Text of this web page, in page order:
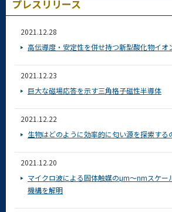
プレスリリース
2021.12.28
高伝導度・安定性を併せ持つ新型酸化物イオ
2021.12.23
巨大な磁場応答を示す三角格子磁性半導体
2021.12.22
生物はどのように効率的に匂い源を探索する
2021.12.20
マイクロ波による固体触媒のμm～nmスケー
機構を解明